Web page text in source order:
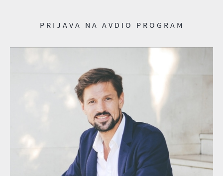
PRIJAVA NA AVDIO PROGRAM